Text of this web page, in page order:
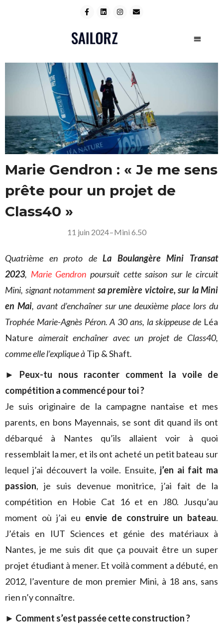
Marie Gendron : « Je me sens
prête pour un projet de
Class40 »
11 juin 2024–Mini 6.50
Quatrième en proto deLa Boulangère Mini Transat
2023, Marie Gendron poursuit cette saison sur le circuit
Mini, signant notammentsa première victoire, sur la Mini
en Mai, avant d’enchaîner sur une deuxième place lors du
Trophée Marie-Agnès Péron. A 30 ans, la skippeuse de Léa
Nature aimerait enchaîner avec un projet de Class40,
comme elle l’explique àTip & Shaft.
► Peux-tu nous raconter comment la voile de
compétition a commencé pour toi ?
Je suis originaire de la campagne nantaise et mes
parents, en bons Mayennais, se sont dit quand ils ont
débarqué à Nantes qu’ils allaient voir à quoi
ressemblait la mer, et ils ont acheté un petit bateau sur
lequel j’ai découvert la voile. Ensuite, j’en ai fait ma
passion, je suis devenue monitrice, j’ai fait de la
compétition en Hobie Cat 16 et en J80. Jusqu’au
moment où j’ai eu envie de construire un bateau.
J’étais en IUT Sciences et génie des matériaux à
Nantes, je me suis dit que ça pouvait être un super
projet étudiant à mener. Et voilà comment a débuté, en
2012, l’aventure de mon premier Mini, à 18 ans, sans
rien n’y connaître.
► Comment s’est passée cette construction ?